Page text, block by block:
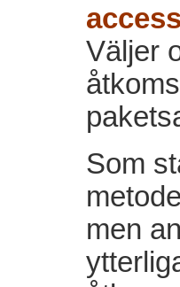
Väljer
Som
men